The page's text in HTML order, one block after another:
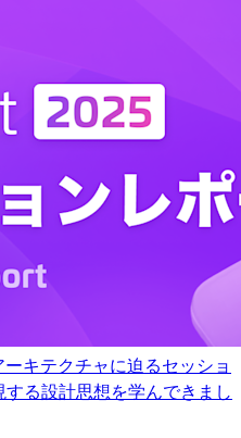
キテクチャに迫るセッショ
る設計思想を学んできまし